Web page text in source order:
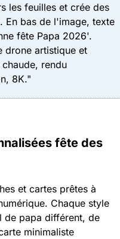
les feuilles et crée des
En bas de l'image, texte
fête Papa 2026'.
drone artistique et
rendu
8K."
fête des
et cartes prêtes à
Chaque style
de papa différent, de
minimaliste